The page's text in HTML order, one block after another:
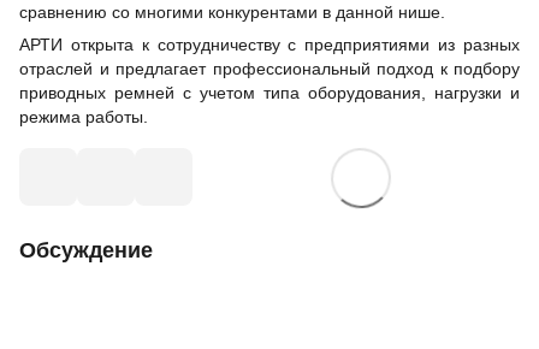
сравнению со многими конкурентами в данной нише.
АРТИ открыта к сотрудничеству с предприятиями из разных
отраслей и предлагает профессиональный подход к подбору
приводных ремней с учетом типа оборудования, нагрузки и
режима работы.
Обсуждение